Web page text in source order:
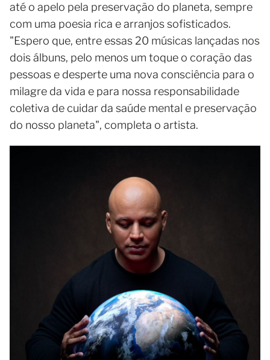
até o apelo pela preservação do planeta, sempre
com uma poesia rica e arranjos sofisticados.
"Espero que, entre essas 20 músicas lançadas nos
dois álbuns, pelo menos um toque o coração das
pessoas e desperte uma nova consciência para o
milagre da vida e para nossa responsabilidade
coletiva de cuidar da saúde mental e preservação
do nosso planeta", completa o artista.